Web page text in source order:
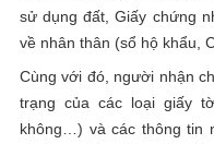
sử dụng đất, Giấy chứng
về nhân thân (sổ hộ khẩu,
Cùng với đó, người nhận
trạng của các loại giấy
không…) và các thông tin